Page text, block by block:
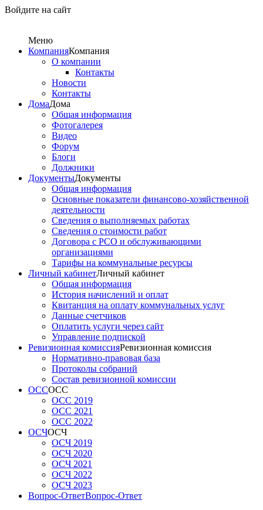
Войдите на сайт
Меню
КомпанияКомпания
О компании
Контакты
Новости
Контакты
ДомаДома
Общая информация
Фотогалерея
Видео
Форум
Блоги
Должники
ДокументыДокументы
Общая информация
Основные показатели финансово-хозяйственной
деятельности
Сведения о выполняемых работах
Сведения о стоимости работ
Договора с РСО и обслуживающими
организациями
Тарифы на коммунальные ресурсы
Личный кабинетЛичный кабинет
Общая информация
История начислений и оплат
Квитанция на оплату коммунальных услуг
Данные счетчиков
Оплатить услуги через сайт
Управление подпиской
Ревизионная комиссияРевизионная комиссия
Нормативно-правовая база
Протоколы собраний
Состав ревизионной комиссии
ОССОСС
ОСС 2019
ОСС 2021
ОСС 2022
ОСЧОСЧ
ОСЧ 2019
ОСЧ 2020
ОСЧ 2021
ОСЧ 2022
ОСЧ 2023
Вопрос-ОтветВопрос-Ответ